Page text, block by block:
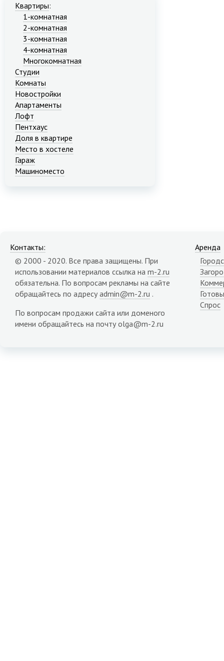
Квартиры:
1-комнатная
2-комнатная
3-комнатная
4-комнатная
Многокомнатная
Студии
Комнаты
Новостройки
Апартаменты
Лофт
Пентхаус
Доля в квартире
Место в хостеле
Гараж
Машиноместо
Контакты:
© 2000 - 2020. Все права защищены. При
использовании материалов ссылка на m-2.ru
обязательна. По вопросам рекламы на сайте
обращайтесь по адресу admin@m-2.ru .
По вопросам продажи сайта или доменого
имени обращайтесь на почту olga@m-2.ru
Аренда
Спрос